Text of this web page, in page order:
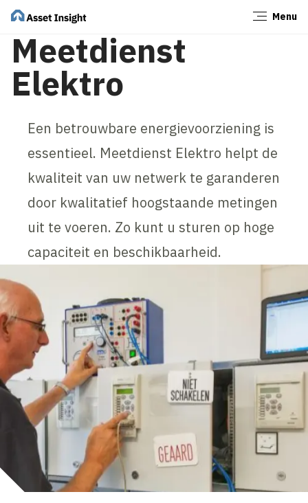
Menu
Meetdienst
Elektro
Een betrouwbare energievoorziening is
essentieel. Meetdienst Elektro helpt de
kwaliteit van uw netwerk te garanderen
door kwalitatief hoogstaande metingen
uit te voeren. Zo kunt u sturen op hoge
capaciteit en beschikbaarheid.
Sluiten